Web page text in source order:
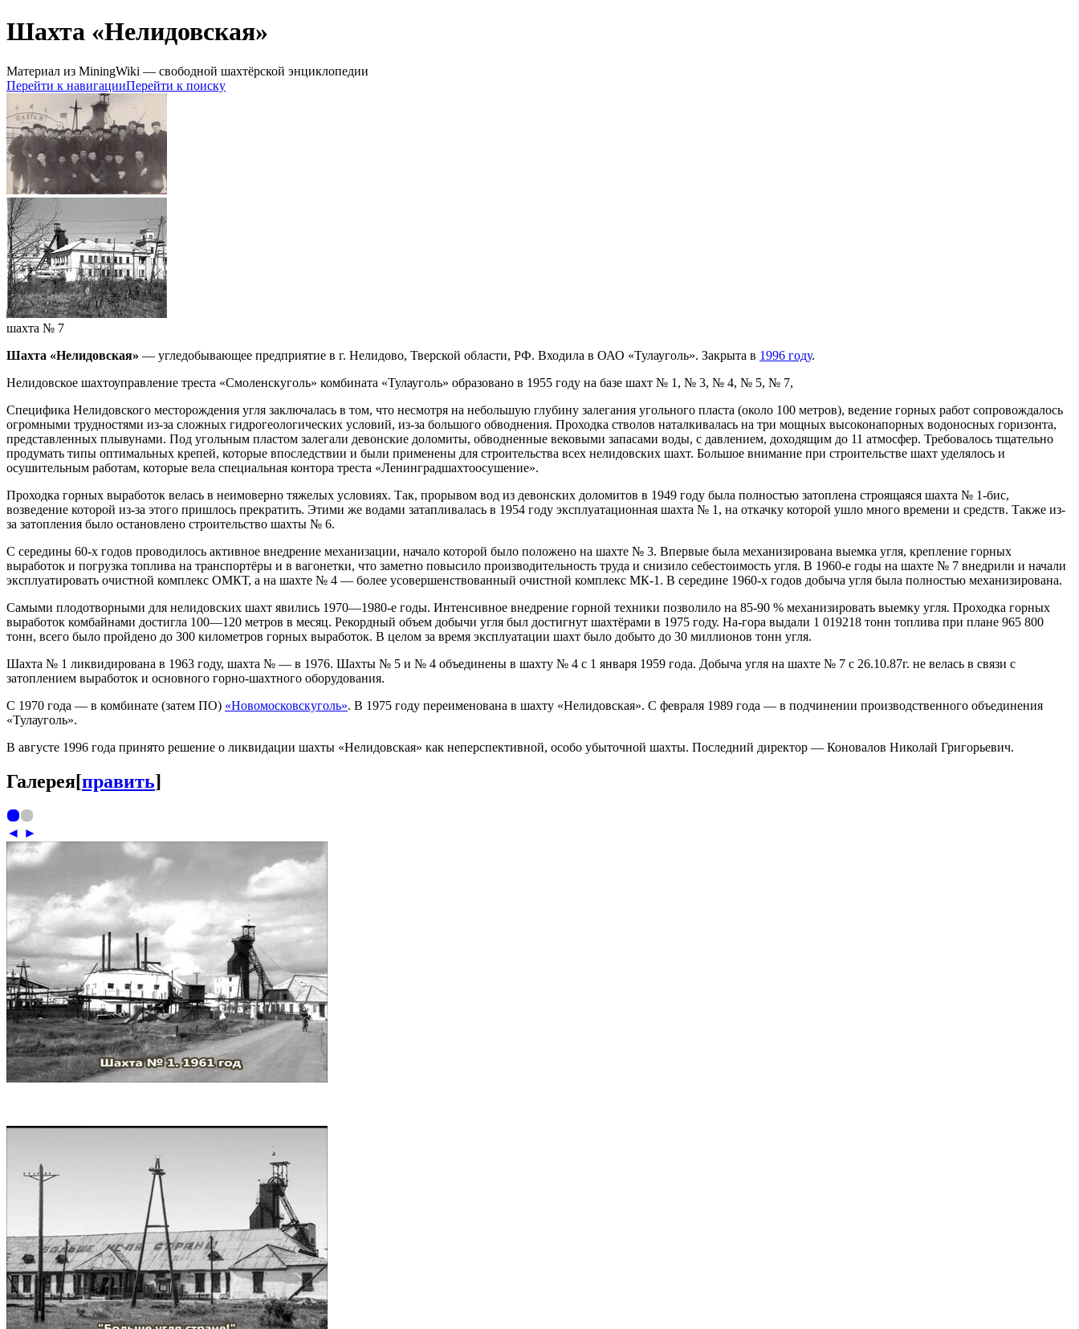
Шахта «Нелидовская»
Материал из MiningWiki — свободной шахтёрской энциклопедии
Перейти к навигацииПерейти к поиску
шахта № 7
Шахта «Нелидовская» — угледобывающее предприятие в г. Нелидово, Тверской области, РФ. Входила в ОАО «Тулауголь». Закрыта в 1996 году.
Нелидовское шахтоуправление треста «Смоленскуголь» комбината «Тулауголь» образовано в 1955 году на базе шахт № 1, № 3, № 4, № 5, № 7,
Специфика Нелидовского месторождения угля заключалась в том, что несмотря на небольшую глубину залегания угольного пласта (около 100 метров), ведение горных работ сопровождалось
огромными трудностями из-за сложных гидрогеологических условий, из-за большого обводнения. Проходка стволов наталкивалась на три мощных высоконапорных водоносных горизонта,
представленных плывунами. Под угольным пластом залегали девонские доломиты, обводненные вековыми запасами воды, с давлением, доходящим до 11 атмосфер. Требовалось тщательно
продумать типы оптимальных крепей, которые впоследствии и были применены для строительства всех нелидовских шахт. Большое внимание при строительстве шахт уделялось и
осушительным работам, которые вела специальная контора треста «Ленинградшахтоосушение».
Проходка горных выработок велась в неимоверно тяжелых условиях. Так, прорывом вод из девонских доломитов в 1949 году была полностью затоплена строящаяся шахта № 1-бис,
возведение которой из-за этого пришлось прекратить. Этими же водами затапливалась в 1954 году эксплуатационная шахта № 1, на откачку которой ушло много времени и средств. Также из-
за затопления было остановлено строительство шахты № 6.
С середины 60-х годов проводилось активное внедрение механизации, начало которой было положено на шахте № 3. Впервые была механизирована выемка угля, крепление горных
выработок и погрузка топлива на транспортёры и в вагонетки, что заметно повысило производительность труда и снизило себестоимость угля. В 1960-е годы на шахте № 7 внедрили и начали
эксплуатировать очистной комплекс ОМКТ, а на шахте № 4 — более усовершенствованный очистной комплекс МК-1. В середине 1960-х годов добыча угля была полностью механизирована.
Самыми плодотворными для нелидовских шахт явились 1970—1980-е годы. Интенсивное внедрение горной техники позволило на 85-90 % механизировать выемку угля. Проходка горных
выработок комбайнами достигла 100—120 метров в месяц. Рекордный объем добычи угля был достигнут шахтёрами в 1975 году. На-гора выдали 1 019218 тонн топлива при плане 965 800
тонн, всего было пройдено до 300 километров горных выработок. В целом за время эксплуатации шахт было добыто до 30 миллионов тонн угля.
Шахта № 1 ликвидирована в 1963 году, шахта № — в 1976. Шахты № 5 и № 4 объединены в шахту № 4 с 1 января 1959 года. Добыча угля на шахте № 7 с 26.10.87г. не велась в связи с
затоплением выработок и основного горно-шахтного оборудования.
С 1970 года — в комбинате (затем ПО) «Новомосковскуголь». В 1975 году переименована в шахту «Нелидовская». С февраля 1989 года — в подчинении производственного объединения
«Тулауголь».
В августе 1996 года принято решение о ликвидации шахты «Нелидовская» как неперспективной, особо убыточной шахты. Последний директор — Коновалов Николай Григорьевич.
Галерея[править]
◄ ►